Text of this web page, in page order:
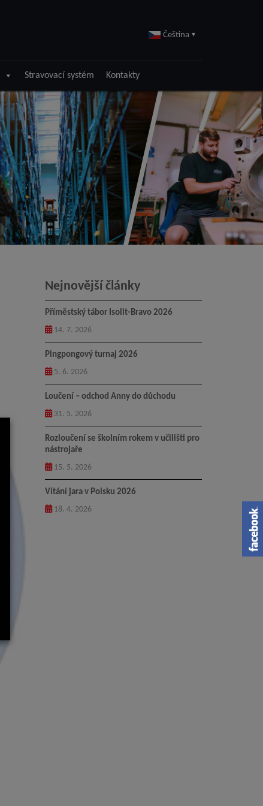
Čeština ▾
Stravovací systém Kontakty
Nejnovější články
Příměstský tábor Isolit-Bravo 2026
14. 7. 2026
Pingpongový turnaj 2026
5. 6. 2026
Loučení – odchod Anny do důchodu
31. 5. 2026
Rozloučení se školním rokem v učilišti pro
nástrojaře
15. 5. 2026
Vítání jara v Polsku 2026
18. 4. 2026